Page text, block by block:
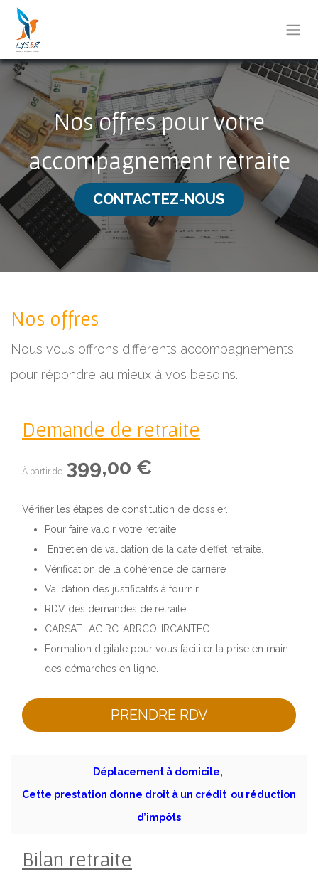
Se rendre au contenu
Nos offres pour votre
accompagnement retraite
CONTACTEZ-NOUS
Nos offres
Nous vous offrons différents accompagnements
pour répondre au mieux à vos besoins.
Demande de retraite
À partir de 399,00 €
Vérifier les étapes de constitution de dossier.
Pour faire valoir votre retraite
Entretien de validation de la date d’effet retraite.
Vérification de la cohérence de carrière
Validation des justificatifs à fournir
RDV des demandes de retraite
CARSAT- AGIRC-ARRCO-IRCANTEC
Formation digitale pour vous faciliter la prise en main
des démarches en ligne.
PRENDRE RDV
Déplacement à domicile,
Cette prestation donne droit à un crédit ou réduction
d’impôts
Bilan retraite